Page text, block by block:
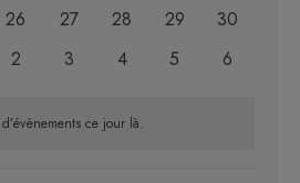
0
26
0
27
0
28
0
29
0
30
0
2
0
3
0
4
0
5
0
6
ce jour là.